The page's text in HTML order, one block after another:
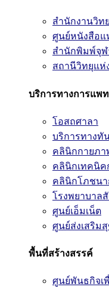
สำนักงานวิท
ศูนย์หนังสือแ
สำนักพิมพ์จุ
สถานีวิทยุแห่
บริการทางการแพ
โอสถศาลา
บริการทางทั
คลินิกกายภา
คลินิกเทคนิค
คลินิกโภชนา
โรงพยาบาล
ศูนย์เอ็มเน็ต
ศูนย์ส่งเสริม
พื้นที่สร้างสรรค์
ศูนย์พันธกิจเ